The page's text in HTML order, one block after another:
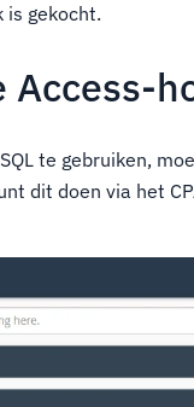
is gekocht.
Access-
te gebruiken,
dit doen via het